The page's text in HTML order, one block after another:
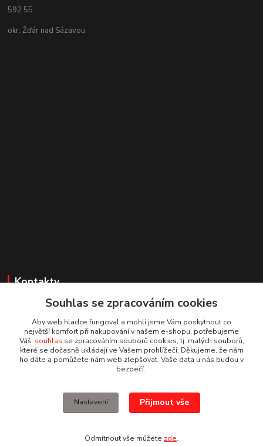
592 55
okr. Žďár nad Sázavou
Kontakty
Irena Dvořáková
+420 732 595 975
(PO - PÁ, 7 - 15 hod.)
obchod@vruty-roman-stary.cz
© Roman Starý
Souhlas se zpracováním cookies
Aby web hladce fungoval a mohli jsme Vám poskytnout co
největší komfort při nakupování v našem e-shopu, potřebujeme
Váš souhlas se zpracováním souborů cookies, tj. malých souborů,
které se dočasně ukládají ve Vašem prohlížeči. Děkujeme, že nám
ho dáte a pomůžete nám web zlepšovat. Vaše data u nás budou v
bezpečí.
Nastavení Přijmout vše
Odmítnout vše můžete zde.